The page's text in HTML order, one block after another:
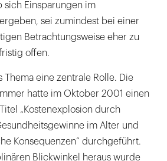
sich Einsparungen im
sei zumindest bei einer
Betrachtungsweise eher zu
offen.
Thema eine zentrale Rolle. Die
hatte im Oktober 2001 einen
„Kostenexplosion durch
im Alter und
Konsequenzen“ durchgeführt.
Blickwinkel heraus wurde